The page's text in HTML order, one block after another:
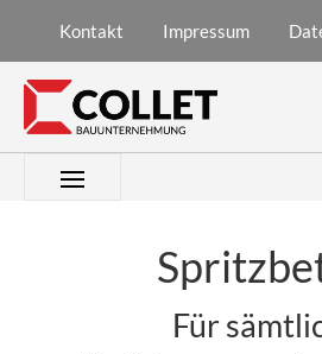
­Kontakt ­Impressum
Für